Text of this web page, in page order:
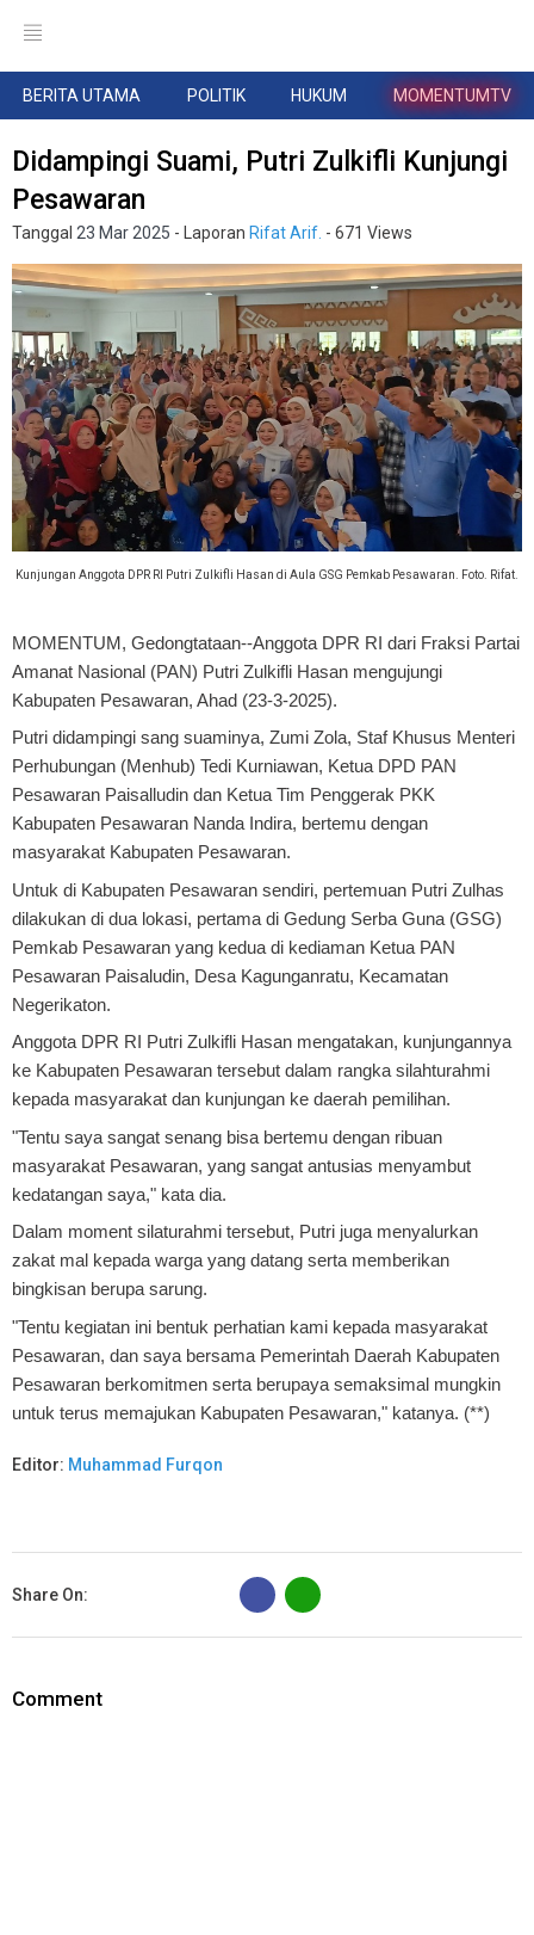
BERITA UTAMA POLITIK HUKUM MOMENTUMTV
Didampingi Suami, Putri Zulkifli Kunjungi
Pesawaran
Tanggal 23 Mar 2025 - Laporan Rifat Arif. - 671 Views
Kunjungan Anggota DPR RI Putri Zulkifli Hasan di Aula GSG Pemkab Pesawaran. Foto. Rifat.
MOMENTUM, Gedongtataan--Anggota DPR RI dari Fraksi Partai
Amanat Nasional (PAN) Putri Zulkifli Hasan mengujungi
Kabupaten Pesawaran, Ahad (23-3-2025).
Putri didampingi sang suaminya, Zumi Zola, Staf Khusus Menteri
Perhubungan (Menhub) Tedi Kurniawan, Ketua DPD PAN
Pesawaran Paisalludin dan Ketua Tim Penggerak PKK
Kabupaten Pesawaran Nanda Indira, bertemu dengan
masyarakat Kabupaten Pesawaran.
Untuk di Kabupaten Pesawaran sendiri, pertemuan Putri Zulhas
dilakukan di dua lokasi, pertama di Gedung Serba Guna (GSG)
Pemkab Pesawaran yang kedua di kediaman Ketua PAN
Pesawaran Paisaludin, Desa Kagunganratu, Kecamatan
Negerikaton.
Anggota DPR RI Putri Zulkifli Hasan mengatakan, kunjungannya
ke Kabupaten Pesawaran tersebut dalam rangka silahturahmi
kepada masyarakat dan kunjungan ke daerah pemilihan.
"Tentu saya sangat senang bisa bertemu dengan ribuan
masyarakat Pesawaran, yang sangat antusias menyambut
kedatangan saya," kata dia.
Dalam moment silaturahmi tersebut, Putri juga menyalurkan
zakat mal kepada warga yang datang serta memberikan
bingkisan berupa sarung.
"Tentu kegiatan ini bentuk perhatian kami kepada masyarakat
Pesawaran, dan saya bersama Pemerintah Daerah Kabupaten
Pesawaran berkomitmen serta berupaya semaksimal mungkin
untuk terus memajukan Kabupaten Pesawaran," katanya. (**)
Editor: Muhammad Furqon
Share On:
B
Comment